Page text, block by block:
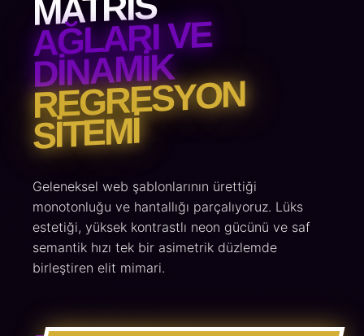
AĞLARI VE
DINAMIK
REGRESYON
SITEMI
Geleneksel web şablonlarının ürettiği
monotonluğu ve hantallığı parçalıyoruz. Lüks
estetiği, yüksek kontrastlı neon gücünü ve saf
semantik hızı tek bir asimetrik düzlemde
birleştiren elit mimari.